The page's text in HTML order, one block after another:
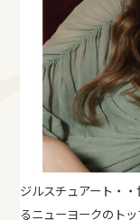
ジルスチュアート・
るニューヨークのト